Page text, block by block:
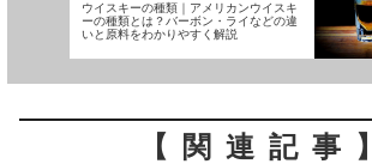
ウイスキーの種類｜アメリカンウイスキ
ーの種類とは？バーボン・ライなどの違
いと原料をわかりやすく解説
【関連記事